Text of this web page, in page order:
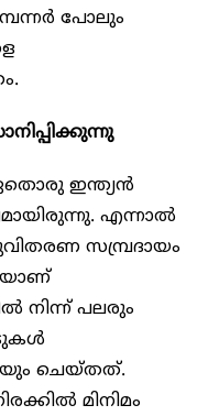
പോലും
ഏതൊരു ഇന്ത്യൻ
എന്നാൽ
സമ്പ്രദായം
നിന്ന് പലരും
ചെയ്തത്.
മിനിമം